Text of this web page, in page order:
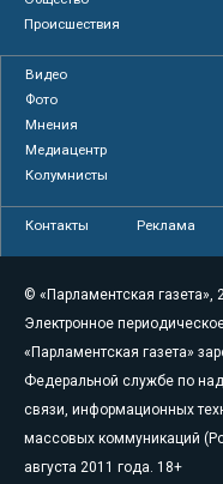
Происшествия
Видео
Фото
Мнения
Медиацентр
Колумнисты
Контакты Реклама
© «Парламентская газета»,
Электронное
«Парламентская газета»
Федеральной службе по
связи, информационных
массовых коммуникаций
августа 2011 года. 18+